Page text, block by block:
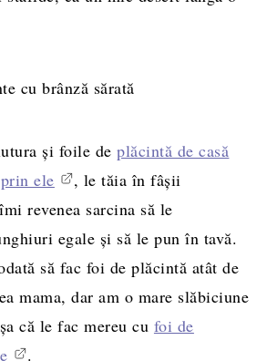
și foile deplăcintă de casă
ele
, le tăia în fâșii
revenea sarcina să le
egale și să le pun în tavă.
să fac foi de plăcintă atât de
mama, dar am o mare slăbiciune
că le fac mereu cu foi de
.